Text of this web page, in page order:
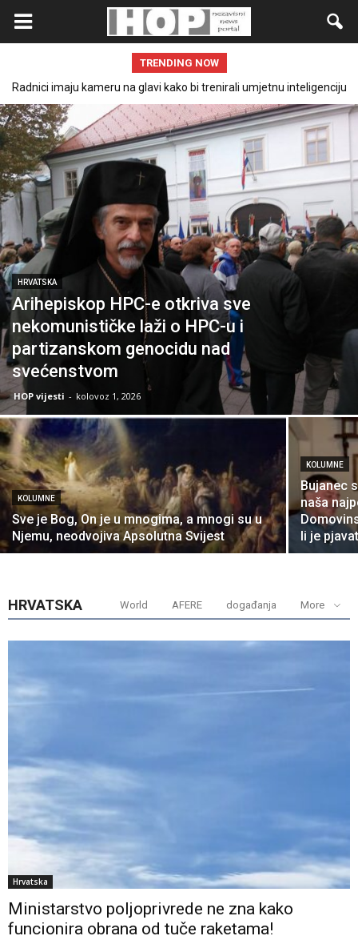
TRENDING NOW
imaju kameru na glavi kako bi trenirali umjetnu inteligenciju
Slovačka potvrđuje obustavu vojne pomoći Ukrajini
HRVATSKA
Arihepiskop HPC-e otkriva sve
nekomunističke laži o HPC-u i
partizanskom genocidu nad
svećenstvom
HOP vijesti - kolovoz 1, 2026
KOLUMNE
Sve je Bog, On je u mnogima, a mnogi su u
Njemu, neodvojiva Apsolutna Svijest
KOLUMNE
Bujanec
naša
li je
HRVATSKA World AFERE događanja More
Hrvatska
Ministarstvo poljoprivrede ne zna kako
funcionira obrana od tuče raketama!